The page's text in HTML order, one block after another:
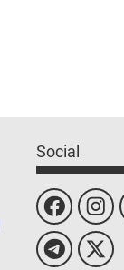
Social